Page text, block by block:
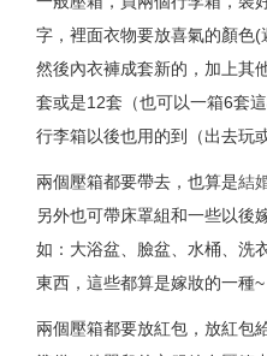
字，裡面衣物要放喜氣的顏色(
然後內衣褲成套新的，加上其
套或是12套（也可以一箱6套
行李箱以後也用的到（出去玩
兩個壓箱都要帶去，也算是結
另外也可帶床罩組和一些以後
如：大浴盆、臉盆、水桶、洗
東西，這些都算是嫁妝的一種~
兩個壓箱都要放紅包，放紅包